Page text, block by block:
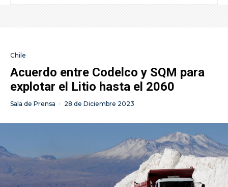
Chile
Acuerdo entre Codelco y SQM para
explotar el Litio hasta el 2060
Sala de Prensa · 28 de Diciembre 2023